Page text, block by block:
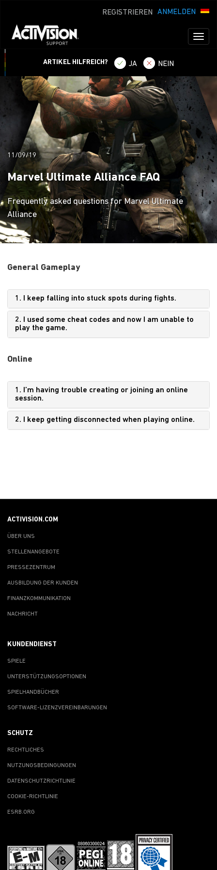
ANMELDEN
REGISTRIEREN
ARTIKEL HILFREICH? JA NEIN
11/09/19
Marvel Ultimate Alliance FAQ
Frequently asked questions for Marvel Ultimate
Alliance
General Gameplay
1. I keep falling into stuck spots during fights.
2. I used some cheat codes and now I am unable to
play the game.
Online
1. I’m having trouble creating or joining an online
session.
2. I keep getting disconnected when playing online.
ACTIVISION.COM
ÜBER UNS
STELLENANGEBOTE
PRESSEZENTRUM
AUSBILDUNG DER KUNDEN
FINANZKOMMUNIKATION
NACHRICHT
KUNDENDIENST
SPIELE
UNTERSTÜTZUNGSOPTIONEN
SPIELHANDBÜCHER
SOFTWARE-LIZENZVEREINBARUNGEN
SCHUTZ
RECHTLICHES
NUTZUNGSBEDINGUNGEN
DATENSCHUTZRICHTLINIE
COOKIE-RICHTLINIE
ESRB.ORG